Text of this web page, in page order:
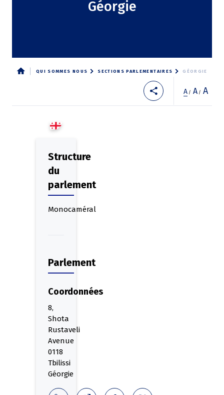
Géorgie
d'Ariane
QUI SOMMES NOUS SECTIONS PARLEMENTAIRES GÉORGIE
A / A / A
Structure
du
parlement
Monocaméral
Parlement
Coordonnées
8,
Shota
Rustaveli
Avenue
0118
Tbilissi
Géorgie